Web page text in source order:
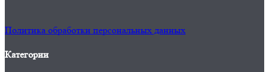
Политика обработки персональных данных
Категории